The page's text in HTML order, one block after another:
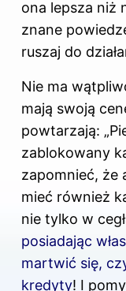
ona lepsza niż
znane
ruszaj do
Nie ma
mają swoją
powtarzają:
zablokowany
zapomnieć, że
mieć również
nie tylko w
posiadając
martwić się,
kredyty! I